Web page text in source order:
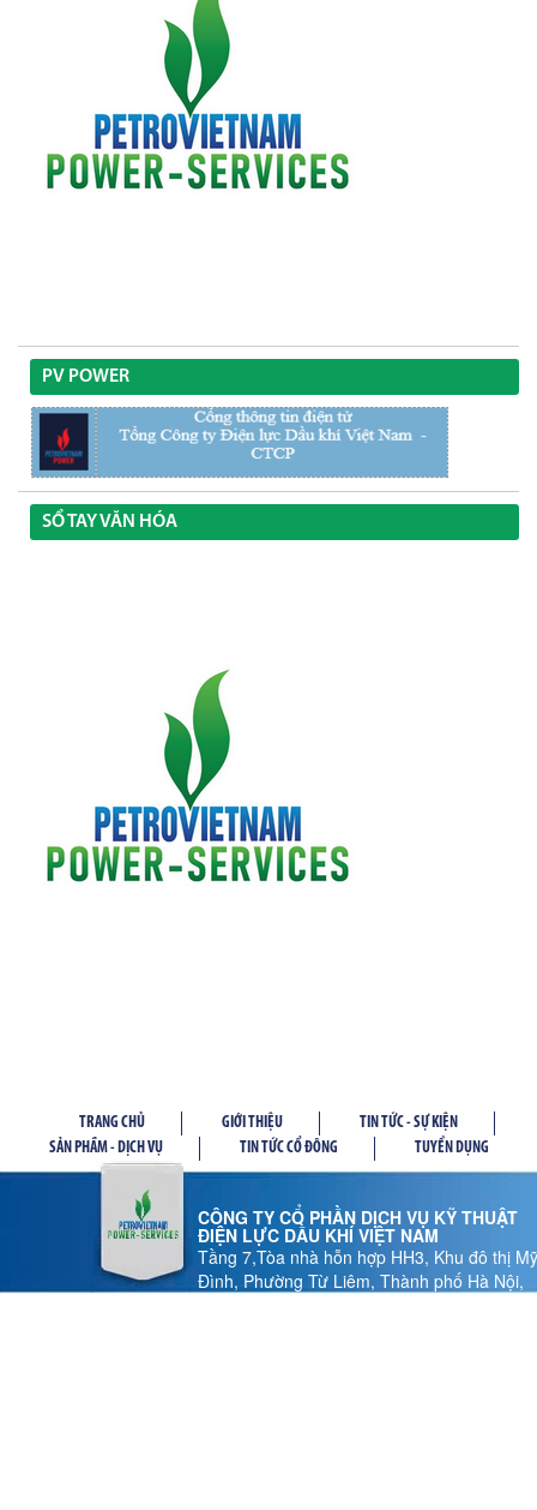
PV POWER
SỔ TAY VĂN HÓA
TRANG CHỦ GIỚI THIỆU
TIN TỨC - SỰ KIỆN
SẢN PHẦM - DỊCH VỤ
TIN TỨC CỔ ĐÔNG TUYỂN DỤNG
CÔNG TY CỔ PHẦN DỊCH VỤ KỸ THUẬT
ĐIỆN LỰC DẦU KHÍ VIỆT NAM
Tầng 7,Tòa nhà hỗn hợp HH3, Khu đô thị Mỹ
Đình, Phường Từ Liêm, Thành phố Hà Nội,